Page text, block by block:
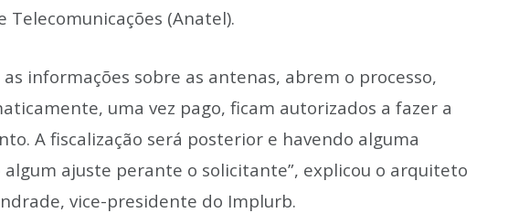
Telecomunicações (Anatel).
informações sobre as antenas, abrem o processo,
uma vez pago, ficam autorizados a fazer a
A fiscalização será posterior e havendo alguma
ajuste perante o solicitante”, explicou o arquiteto
vice-presidente do Implurb.